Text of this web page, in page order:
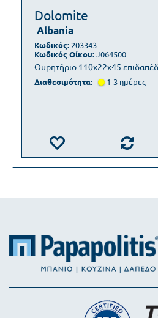
Dolomite
Albania
Ουρητήριο 110x22x45
Κωδικός: 203343
Κωδικός Οίκου:J064500
Διαθεσιμότητα:
1-3 ημέρες